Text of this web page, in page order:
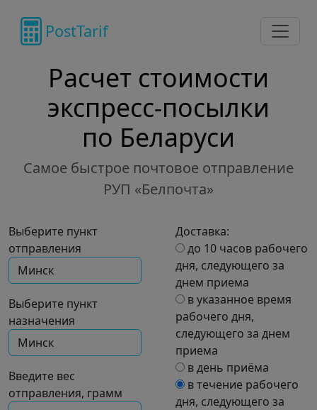
PostTarif
Расчет стоимости
экспресс-посылки
по Беларуси
Самое быстрое почтовое отправление
РУП
Белпочта
Выберите пункт
отправления
Выберите пункт
назначения
Введите вес
отправления, грамм
Доставка:
до 10 часов рабочего
дня, следующего за
днем приема
в указанное время
рабочего дня,
следующего за днем
приема
в день приёма
в течение рабочего
дня, следующего за